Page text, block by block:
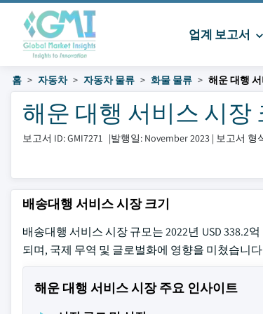
업계 보고서
홈 자동차 자동차 물류 화물 물류 해운 대행
해운 대행 서비스 시장
보고서 ID: GMI7271 |발행일: November 2023 | 보고서 형
배송대행 서비스 시장 크기
배송대행 서비스 시장 규모는 2022년 USD 338.2
되며, 국제 무역 및 글로벌화에 영향을 미쳤습니
해운 대행 서비스 시장 주요 인사이트